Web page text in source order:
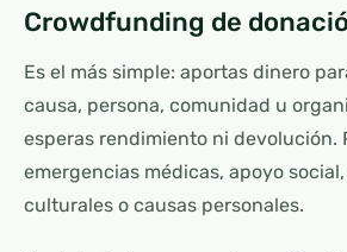
Crowdfunding de
Es el más simple: aportas dinero
causa, persona, comunidad u
esperas rendimiento ni devolución.
emergencias médicas, apoyo
culturales o causas personales.